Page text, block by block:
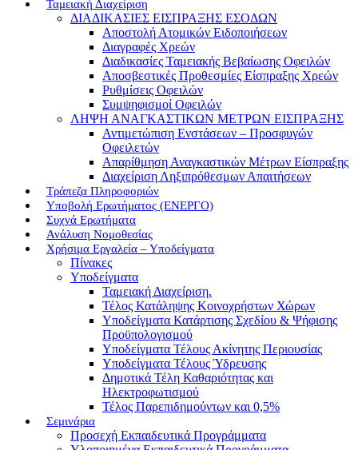
Ταμειακή Διαχείριση
ΔΙΑΔΙΚΑΣΙΕΣ ΕΙΣΠΡΑΞΗΣ ΕΣΟΔΩΝ
Αποστολή Ατομικών Ειδοποιήσεων
Διαγραφές Χρεών
Διαδικασίες Ταμειακής Βεβαίωσης Οφειλών
Αποσβεστικές Προθεσμίες Είσπραξης Χρεών
Ρυθμίσεις Οφειλών
Συμψηφισμοί Οφειλών
ΛΗΨΗ ΑΝΑΓΚΑΣΤΙΚΩΝ ΜΕΤΡΩΝ ΕΙΣΠΡΑΞΗΣ
Αντιμετώπιση Ενστάσεων – Προσφυγών
Οφειλετών
Απαρίθμηση Αναγκαστικών Μέτρων Είσπραξης
Διαχείριση Ληξιπρόθεσμων Απαιτήσεων
Τράπεζα Πληροφοριών
Υποβολή Ερωτήματος (ΕΝΕΡΓΟ)
Συχνά Ερωτήματα
Ανάλυση Νομοθεσίας
Χρήσιμα Εργαλεία – Υποδείγματα
Πίνακες
Υποδείγματα
Ταμειακή Διαχείριση.
Τέλος Κατάληψης Κοινοχρήστων Χώρων
Υποδείγματα Κατάρτισης Σχεδίου & Ψήφισης
Προϋπολογισμού
Υποδείγματα Τέλους Ακίνητης Περιουσίας
Υποδείγματα Τέλους Ύδρευσης
Δημοτικά Τέλη Καθαριότητας και
Ηλεκτροφωτισμού
Τέλος Παρεπιδημούντων και 0,5%
Σεμινάρια
Προσεχή Εκπαιδευτικά Προγράμματα